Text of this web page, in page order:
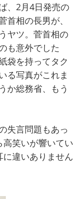
、2月4日発売の
相の長男が、
ヤツ。菅首相の
も意外でした
袋を持ってタク
る写真がこれま
か総務省、もう
失言問題もあっ
笑いが響いてい
違いありません